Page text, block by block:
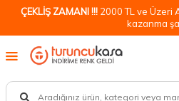
ÇEKLİŞ ZAMANI !!! 2000 TL ve Üzeri
kazanma